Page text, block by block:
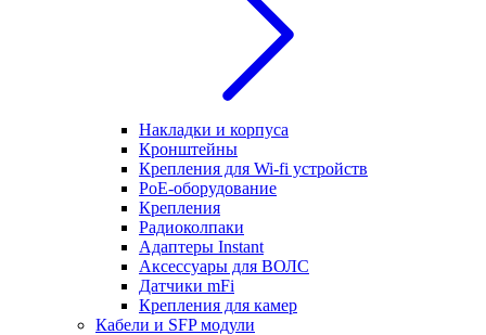
Накладки и корпуса
Кронштейны
Крепления для Wi-fi устройств
РоЕ-оборудование
Крепления
Радиоколпаки
Адаптеры Instant
Аксессуары для ВОЛС
Датчики mFi
Крепления для камер
Кабели и SFP модули